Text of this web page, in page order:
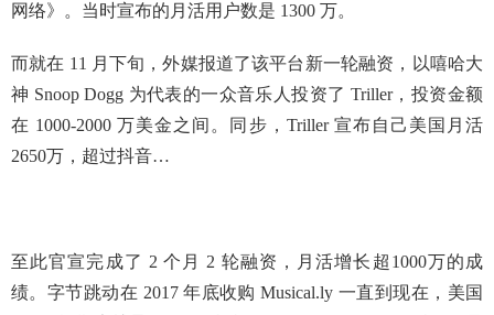
网络》。当时宣布的月活用户数是 1300 万。
而就在 11 月下旬，外媒报道了该平台新一轮融资，以嘻哈大
神 Snoop Dogg 为代表的一众音乐人投资了 Triller，投资金额
在 1000-2000 万美金之间。同步，Triller 宣布自己美国月活
2650万，超过抖音…
至此官宣完成了 2 个月 2 轮融资，月活增长超1000万的成
绩。字节跳动在 2017 年底收购 Musical.ly 一直到现在，美国